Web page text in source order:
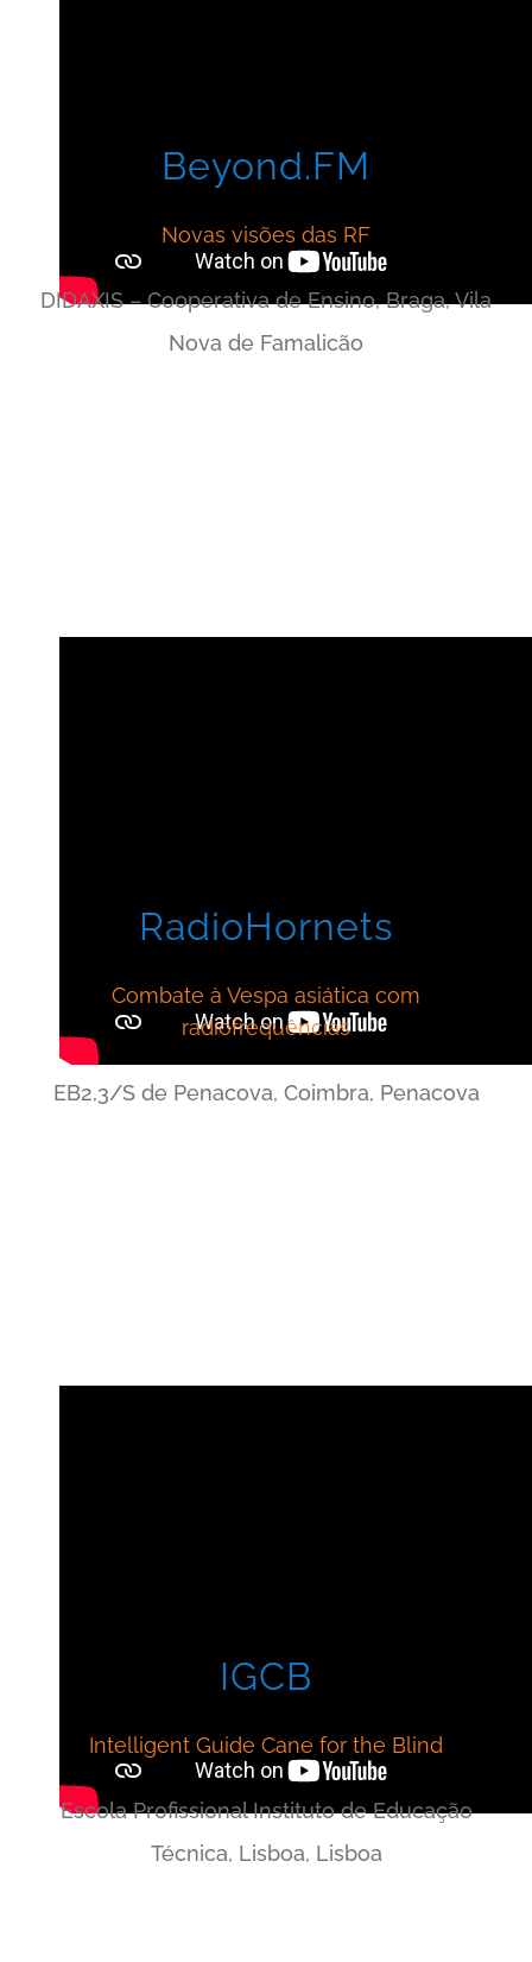
Beyond.FM
Novas visões das RF
DIDAXIS – Cooperativa de Ensino, Braga, Vila
Nova de Famalicão
RadioHornets
Combate à Vespa asiática com
radiofrequências
EB2,3/S de Penacova, Coimbra, Penacova
IGCB
Intelligent Guide Cane for the Blind
Escola Profissional Instituto de Educação
Técnica, Lisboa, Lisboa